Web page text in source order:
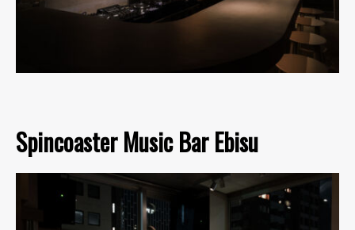
Spincoaster Music Bar Ebisu